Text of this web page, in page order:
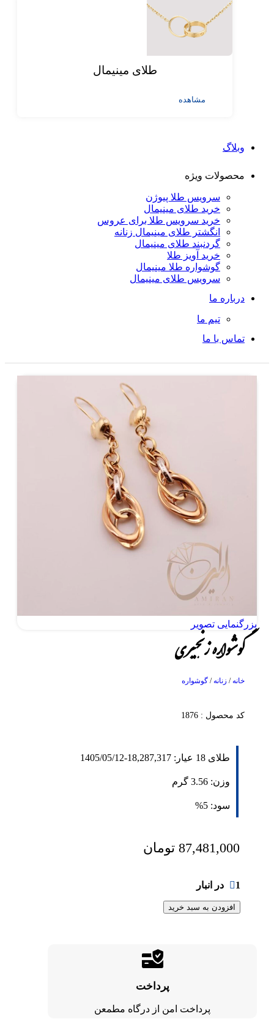
طلای مینیمال
مشاهده
وبلاگ
محصولات ویژه
سرویس طلا پیوژن
خرید طلای مینیمال
خرید سرویس طلا برای عروس
انگشتر طلای مینیمال زنانه
گردنبند طلای مینیمال
خرید آویز طلا
گوشواره طلا مینیمال
سرویس طلای مینیمال
درباره ما
تیم ما
تماس با ما
بزرگنمایی تصویر
گوشواره زنجیری
خانه/ زنانه/ گوشواره
کد محصول : 1876
طلای 18 عیار: 18,287,317
-
1405/05/12
وزن: 3.56 گرم
سود: 5%
87,481,000 تومان
1 در انبار
افزودن به سبد خرید
پرداخت
پرداخت امن از درگاه مطمعن